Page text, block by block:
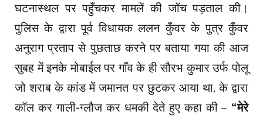
घटनास्थल पर पहुँचकर मामलें की जॉच पड़ताल की।
पुलिस के द्वारा पूर्व विधायक ललन कुँवर के पुत्र कुँवर
अनुराग प्रताप से पुछताछ करने पर बताया गया की आज
सुबह में इनके मोबाईल पर गाँव के ही सौरभ कुमार उर्फ पोलू
जो शराब के कांड में जमानत पर छुटकर आया था, के द्वारा
कॉल कर गाली-ग्लौज कर धमकी देते हुए कहा की – “मेरे